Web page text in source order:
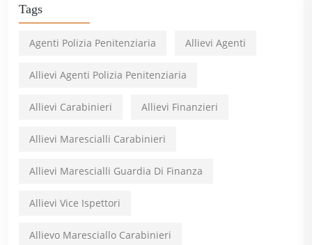
Tags
Agenti Polizia Penitenziaria Allievi Agenti
Allievi Agenti Polizia Penitenziaria
Allievi Carabinieri Allievi Finanzieri
Allievi Marescialli Carabinieri
Allievi Marescialli Guardia Di Finanza
Allievi Vice Ispettori
Allievo Maresciallo Carabinieri